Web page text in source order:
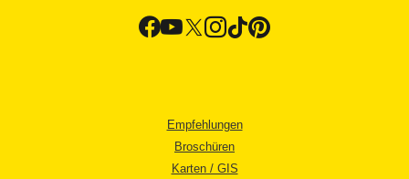
Empfehlungen
Broschüren
Karten / GIS